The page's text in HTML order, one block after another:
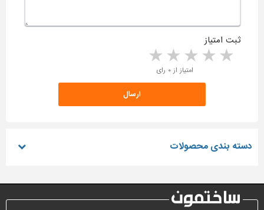
ثبت امتیاز
4 stars 3 stars 2 stars 1 star امتیاز از ۰ رای
دسته بندی محصولات